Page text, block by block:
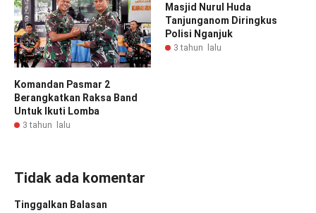
Komandan Pasmar 2
Berangkatkan Raksa Band
Untuk Ikuti Lomba
3 tahun lalu
Masjid Nurul Huda
Tanjunganom Diringkus
Polisi Nganjuk
3 tahun lalu
Tidak ada komentar
Tinggalkan Balasan